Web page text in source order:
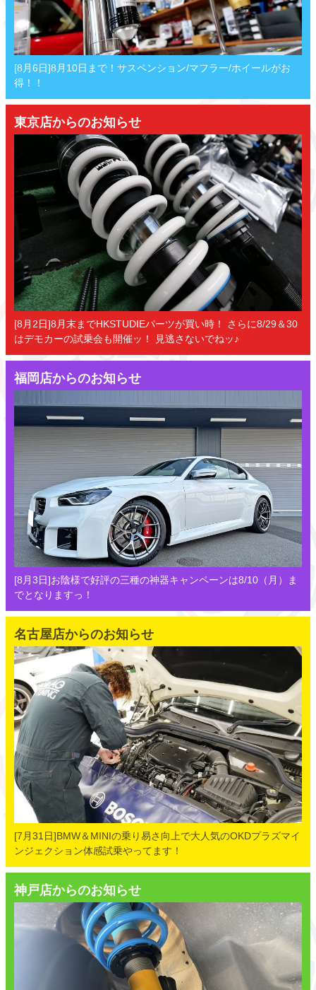
[8月6日]8月10日まで！サスペンション/マフラー/ホイールがお
得！！
東京店からのお知らせ
[8月2日]8月末までHKSTUDIEパーツが買い時！ さらに8/29＆30
はデモカーの試乗会も開催ッ！ 見逃さないでねッ♪
福岡店からのお知らせ
[8月3日]お陰様で好評の三種の神器キャンペーンは8/10（月）ま
でとなりますっ！
名古屋店からのお知らせ
[7月31日]BMW＆MINIの乗り易さ向上で大人気のOKDプラズマイ
ンジェクション体感試乗やってます！
神戸店からのお知らせ